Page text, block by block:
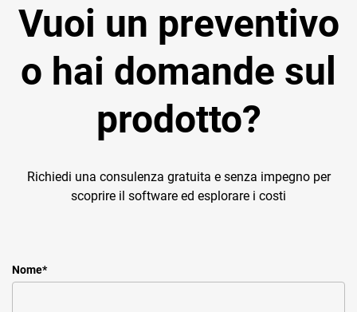
Vuoi un preventivo
o hai domande sul
prodotto?
Richiedi una consulenza gratuita e senza impegno per
scoprire il software ed esplorare i costi
Nome*